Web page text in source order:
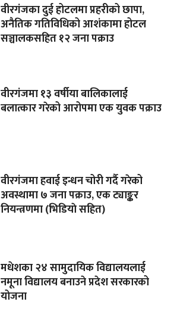
वीरगंजका दुई होटलमा प्रहरीको छापा,
अनैतिक गतिविधिको आशंकामा होटल
सञ्चालकसहित १२ जना पक्राउ
वीरगंजमा १३ वर्षीया बालिकालाई
बलात्कार गरेको आरोपमा एक युवक पक्राउ
वीरगंजमा हवाई इन्धन चोरी गर्दै गरेको
अवस्थामा ७ जना पक्राउ, एक ट्याङ्कर
नियन्त्रणमा (भिडियाे सहित)
मधेशका २४ सामुदायिक विद्यालयलाई
नमूना विद्यालय बनाउने प्रदेश सरकारको
योजना